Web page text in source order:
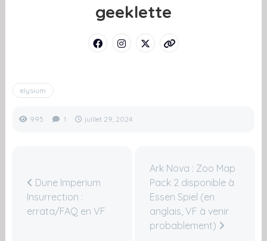
geeklette
elysium
995 1 juillet 29, 2024
Dune Imperium
Insurrection :
errata/FAQ en VF
Ark Nova : Zoo Map
Pack 2 disponible à
Essen Spiel (en
anglais, VF à venir
probablement)